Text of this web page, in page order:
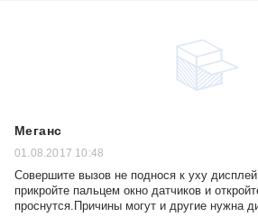
Меганс
01.08.2017 10:48
Совершите вызов не поднося к уху
прикройте пальцем окно датчиков и
проснутся.Причины могут и другие нужна